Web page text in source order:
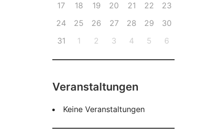
17
18 19 20 21 22
23
24
25 26 27 28 29
30
31
1 2 3 4 5 6
Veranstaltungen
Keine Veranstaltungen